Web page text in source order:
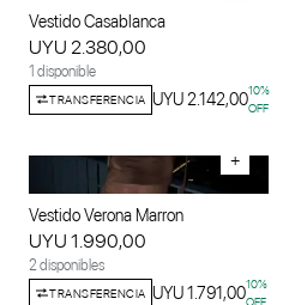
Vestido Casablanca
UYU 2.380,00
1 disponible
TRANSFERENCIA UYU 2.142,0010%
OFF
+
Vestido Verona Marron
UYU 1.990,00
2 disponibles
TRANSFERENCIA UYU 1.791,0010%
OFF